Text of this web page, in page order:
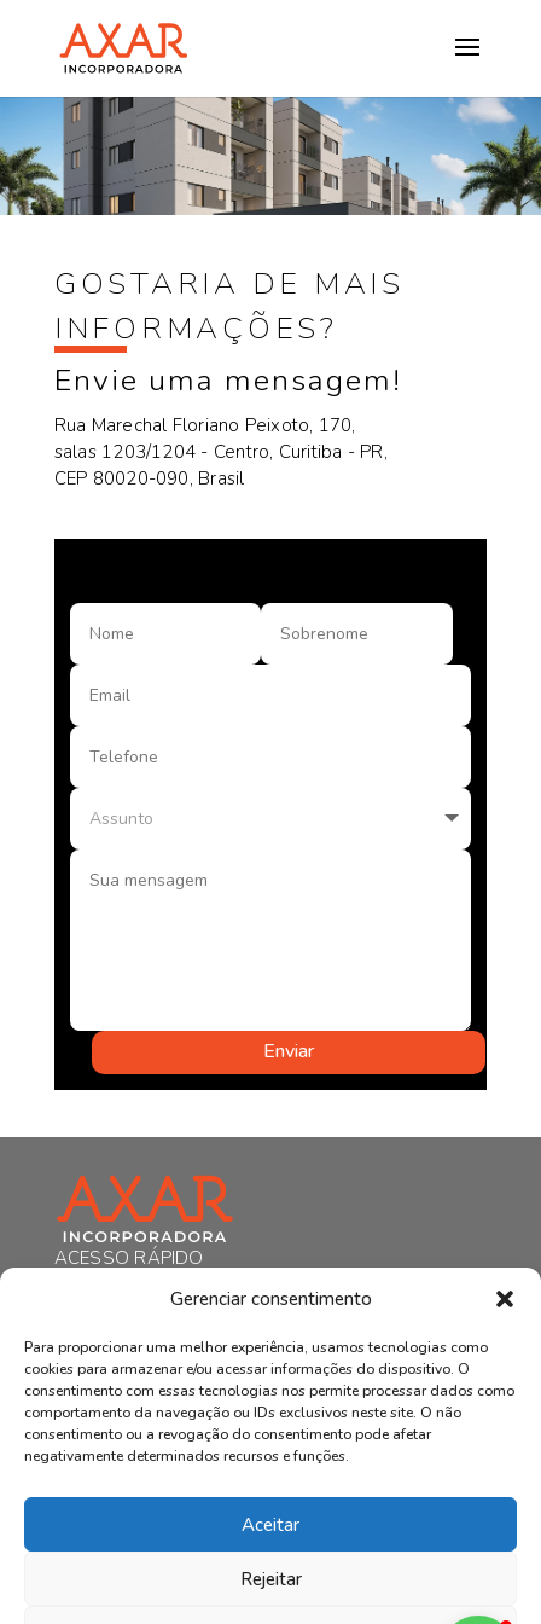
Gerenciar consentimento
Para proporcionar uma melhor experiência, usamos tecnologias como
cookies para armazenar e/ou acessar informações do dispositivo. O
consentimento com essas tecnologias nos permite processar dados como
comportamento da navegação ou IDs exclusivos neste site. O não
consentimento ou a revogação do consentimento pode afetar
negativamente determinados recursos e funções.
Aceitar
Rejeitar
GOSTARIA DE MAIS
INFORMAÇÕES?
Envie uma mensagem!
Rua Marechal Floriano Peixoto, 170,
salas 1203/1204 - Centro, Curitiba - PR,
CEP 80020-090, Brasil
Enviar
ACESSO RÁPIDO
EMPREENDIMENTOS
NOTÍCIAS
CONTATO
POLÍTICA DE PRIVACIDADE
Rua Marechal Floriano Peixoto, 170,
salas 1203/1204 - Centro, Curitiba - PR,
CEP 80020-090, Brasil
contato@axarincorporadora.com.br
+55 41 3352-6989